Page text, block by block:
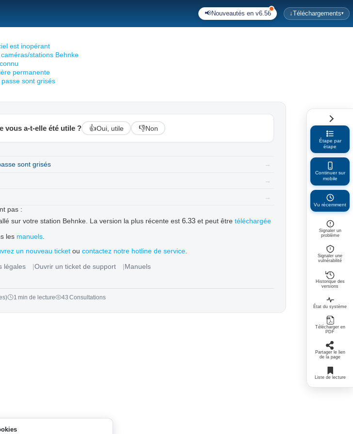
📢Nouveautés en v6.56 ↓Téléchargements▾
Étape par
étape
Continuer sur
mobile
Vu récemment
Signaler un
problème
Signaler une
vulnérabilité
Historique des
versions
État du système
Télécharger en
PDF
Partager le lien
de la page
Liste de lecture
est inopérant
stations Behnke
permanente
sont grisés
vous a-t-elle été utile ? 👍Oui, utile 👎Non
sont grisés →
→
→
pas :
sur votre station Behnke. La version la plus récente est 6.33et peut être téléchargée
les manuels.
un nouveau ticket oucontactez notre hotline de service
légales
Ouvrir un ticket de support Manuels
1 min de lecture 43 Consultations